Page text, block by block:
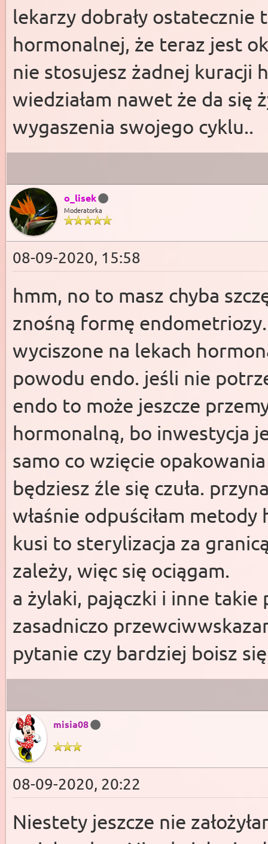
lekarzy dobrały
hormonalnej, że teraz jest
nie stosujesz żadnej kuracji
wiedziałam nawet że da się
wygaszenia swojego cyklu..
o_lisek
Moderatorka
08-09-2020, 15:58
hmm, no to masz chyba
znośną formę
wyciszone na lekach
powodu endo. jeśli nie
endo to może jeszcze
hormonalną, bo inwestycja
samo co wzięcie
będziesz źle się czuła.
właśnie odpuściłam
kusi to sterylizacja za
zależy, więc się ociągam.
a żylaki, pajączki i inne
zasadniczo
pytanie czy bardziej boisz
misia08
08-09-2020, 20:22
Niestety jeszcze nie